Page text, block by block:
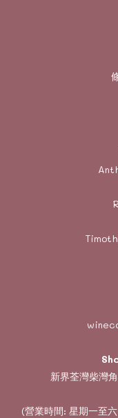
新界荃灣柴灣
(營業時間: 星期一至